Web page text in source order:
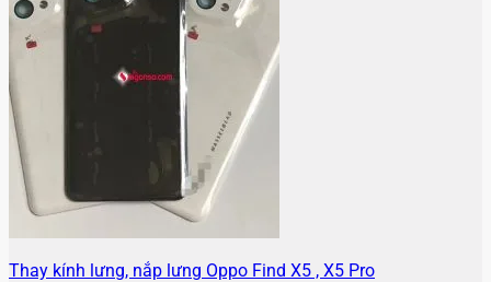
Thay kính lưng, nắp lưng Oppo Find X5 , X5 Pro